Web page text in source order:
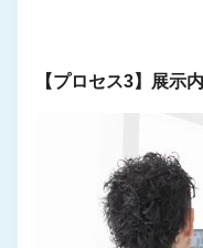
【プロセス3】展示